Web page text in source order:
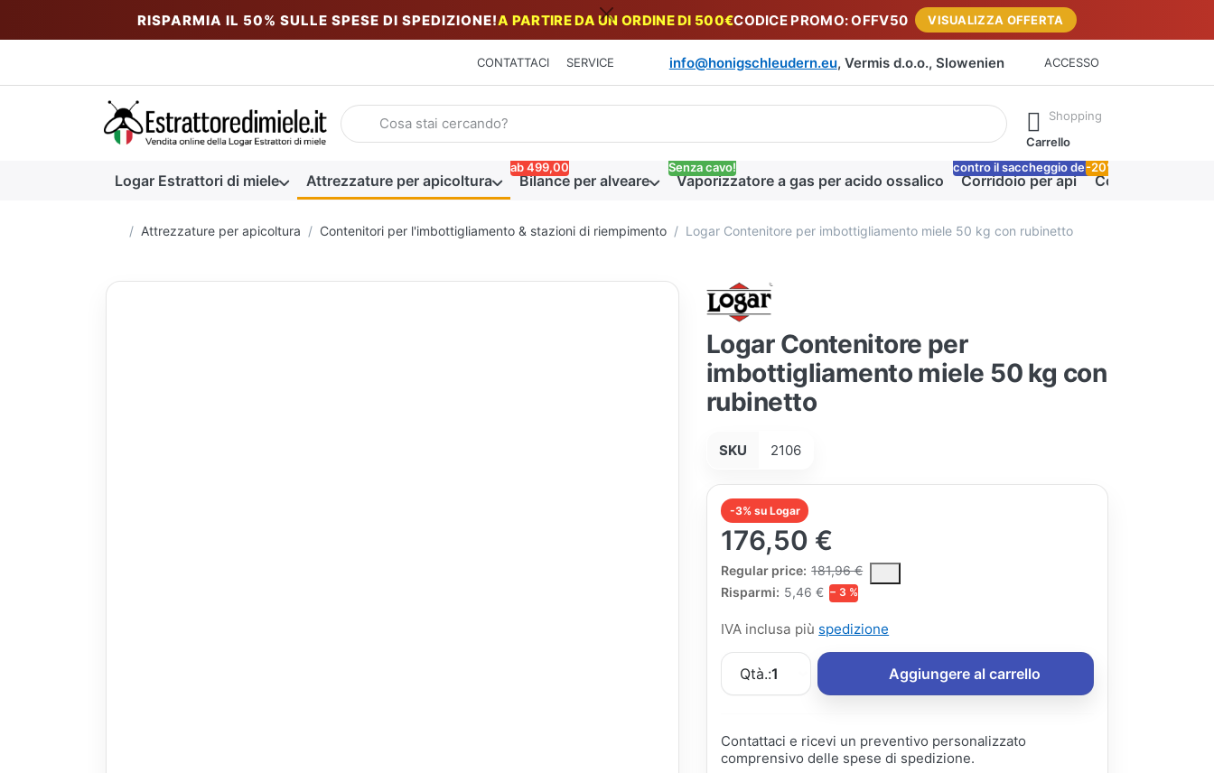
RISPARMIA IL 50% SULLE SPESE DI SPEDIZIONE!A PARTIRE DA UN ORDINE DI 500€CODICE PROMO: OFFV50 VISUALIZZA OFFERTA
CONTATTACI SERVICE info@honigschleudern.eu, Vermis d.o.o., Slowenien ACCESSO
Inserire un termine di ricerca. I primi risultati appaiono automaticamente durante la digitazione. Premere il tasto Invio per richiamare
Shopping
Carrello
Logar Estrattori di miele Attrezzature per apicoltura Bilance per alveare
ab 499,00
Vaporizzatore a gas per acido ossalico
Senza cavo!
Corridoio per api
contro il saccheggio delle api
Coperta miele
-20%
Homepage
Attrezzature per apicoltura Contenitori per l'imbottigliamento & stazioni di riempimento Logar Contenitore per imbottigliamento miele 50 kg con rubinetto
Logar Contenitore per
imbottigliamento miele 50 kg con
rubinetto
SKU 2106
-3% su Logar
176,50 €
Regular price: 181,96 €
The Regular Price is the median selling price paid by customers for a product,
Risparmi: 5,46 € − 3 %
IVA inclusa più spedizione
Qtà.:1 Aggiungere al carrello
Contattaci e ricevi un preventivo personalizzato
comprensivo delle spese di spedizione.